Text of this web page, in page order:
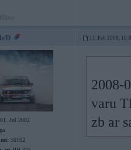
11. Feb 2008,
01. Jul 2002
50162
2008-
varu
zb ar